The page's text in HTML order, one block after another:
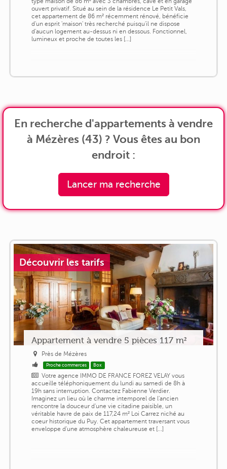
ouvert privatif. Situé au sein de la résidence Le Petit Vals,
cet appartement de 86 m² récemment rénové, bénéficie
d'un esprit 'maison' très recherché puisqu'il ne dispose
d'aucun logement au-dessus ni en dessous. Fonctionnel,
lumineux et proche de toutes les [...]
En recherche d'appartements à vendre
à Mézères (43) ? Vous êtes au bon
endroit :
Lancer ma recherche
Découvrir les tarifs
Appartement à vendre 5 pièces 117 m²
Près de Mézères
Proche commerces Box
Votre agence IMMO DE FRANCE FOREZ VELAY vous
accueille téléphoniquement du lundi au samedi de 8h à
19h sans interruption. Contactez Fabienne Verdier.
Imaginez un lieu où le charme intemporel de l'ancien
rencontre la douceur d'une vie citadine paisible, un
véritable havre de paix de 117,24 m² Loi Carrez niché au
coeur historique du Puy. Cet appartement traversant vous
enveloppe d'une atmosphère chaleureuse et [...]